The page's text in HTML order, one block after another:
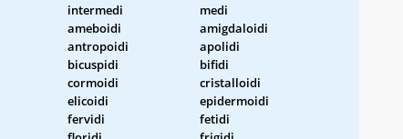
intermedi
medi
ameboidi
amigdaloidi
antropoidi
apolidi
bicuspidi
bifidi
cormoidi
cristalloidi
elicoidi
epidermoidi
fervidi
fetidi